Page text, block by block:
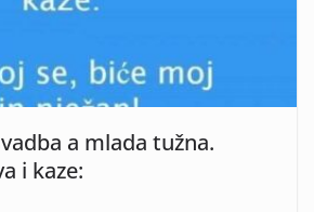
a mlada tužna.
i kaze: